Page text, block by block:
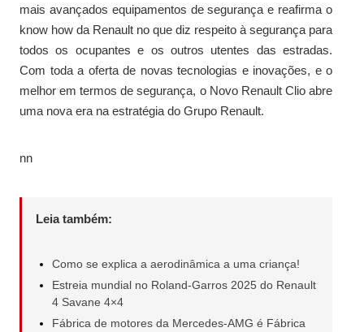
mais avançados equipamentos de segurança e reafirma o
know how da Renault no que diz respeito à segurança para
todos os ocupantes e os outros utentes das estradas.
Com toda a oferta de novas tecnologias e inovações, e o
melhor em termos de segurança, o Novo Renault Clio abre
uma nova era na estratégia do Grupo Renault.
nn
Leia também:
Como se explica a aerodinâmica a uma criança!
Estreia mundial no Roland-Garros 2025 do Renault
4 Savane 4×4
Fábrica de motores da Mercedes-AMG é Fábrica